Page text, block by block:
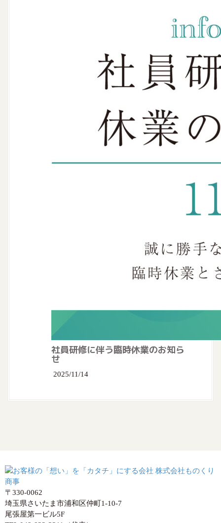
社員研修に伴う臨時休業のお知ら
せ
2025/11/14
〒330-0062
埼玉県さいたま市浦和区仲町1-10-7
尾張屋第一ビル5F